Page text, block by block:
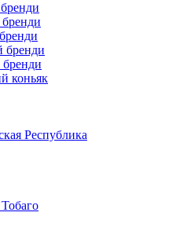
бренди
коньяк
Республика